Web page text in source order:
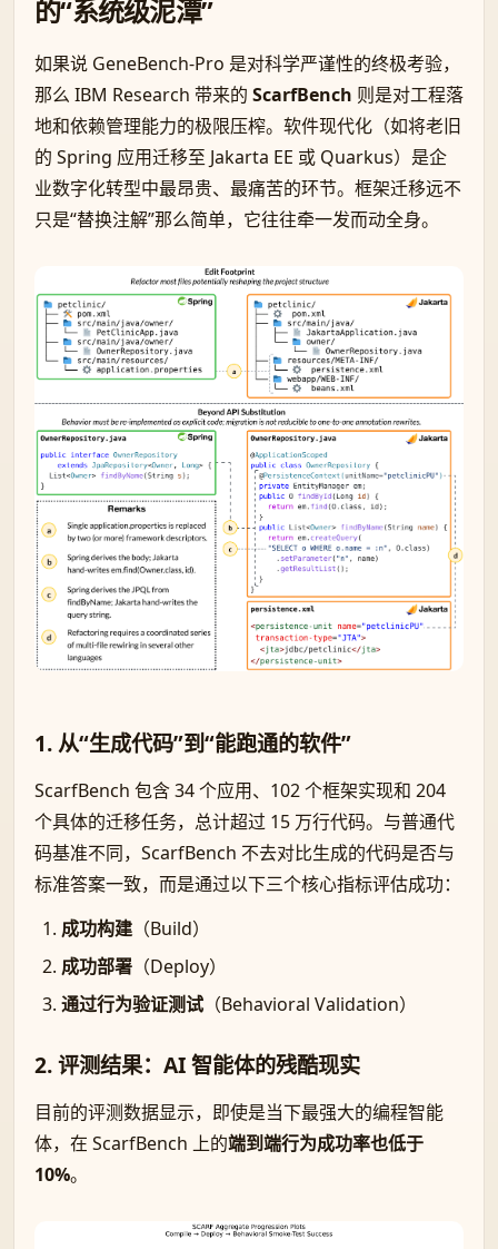
的“系统级泥潭”
如果说 GeneBench-Pro 是对科学严谨性的终极考验，
那么 IBM Research 带来的 ScarfBench 则是对工程落
地和依赖管理能力的极限压榨。软件现代化（如将老旧
的 Spring 应用迁移至 Jakarta EE 或 Quarkus）是企
业数字化转型中最昂贵、最痛苦的环节。框架迁移远不
只是“替换注解”那么简单，它往往牵一发而动全身。
1. 从“生成代码”到“能跑通的软件”
ScarfBench 包含 34 个应用、102 个框架实现和 204
个具体的迁移任务，总计超过 15 万行代码。与普通代
码基准不同，ScarfBench 不去对比生成的代码是否与
标准答案一致，而是通过以下三个核心指标评估成功：
成功构建 （Build）
成功部署 （Deploy）
通过行为验证测试 （Behavioral Validation）
2. 评测结果：AI 智能体的残酷现实
目前的评测数据显示，即使是当下最强大的编程智能
体，在 ScarfBench 上的端到端行为成功率也低于
10%。